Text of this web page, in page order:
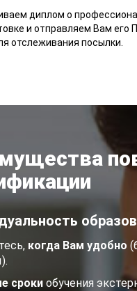
диплом о
и отправляем Вам его
отслеживания посылки.
когда Вам удобно
сроки обучения